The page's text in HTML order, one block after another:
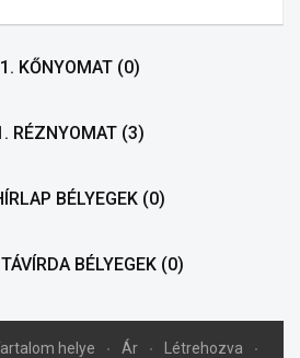
KŐNYOMAT (0)
RÉZNYOMAT (3)
BÉLYEGEK (0)
BÉLYEGEK (0)
helye Ár
Létrehozva